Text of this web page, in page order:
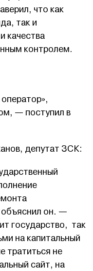
что как
так и
качества
контролем.
— поступил в
депутат ЗСК:
он. —
государство, так
на капитальный
тратиться не
сайт, на